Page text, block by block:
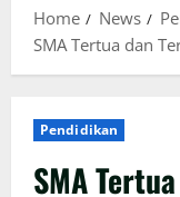
Home News
SMA Tertua dan
Pendidikan
SMA